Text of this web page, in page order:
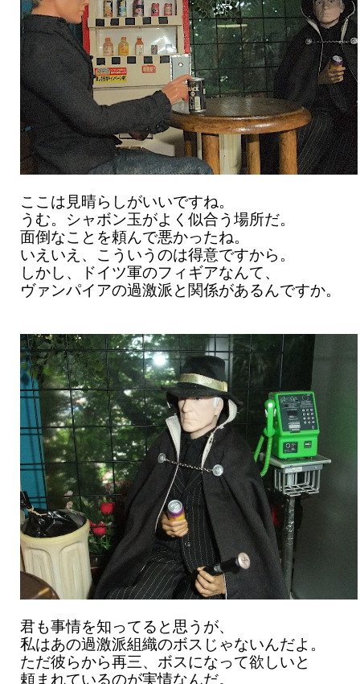
ここは見晴らしがいいですね。
うむ。シャボン玉がよく似合う場所だ。
面倒なことを頼んで悪かったね。
いえいえ、こういうのは得意ですから。
しかし、ドイツ軍のフィギアなんて、
ヴァンパイアの過激派と関係があるんですか。
君も事情を知ってると思うが、
私はあの過激派組織のボスじゃないんだよ。
ただ彼らから再三、ボスになって欲しいと
頼まれているのが実情なんだ。